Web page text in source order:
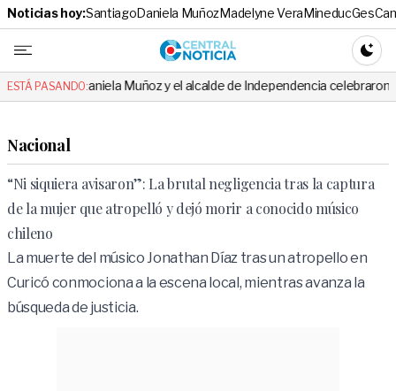
Noticias hoy:SantiagoDaniela MuñozMadelyne VeraMineducGes
Central
ESTÁ PASANDO:
Muñoz y el alcalde de Independencia celebraron hito: el mensaje
Nacional
“Ni siquiera avisaron”: La brutal negligencia tras la captura
de la mujer que atropelló y dejó morir a conocido músico
chileno
La muerte del músico Jonathan Díaz tras un atropello en
Curicó conmociona a la escena local, mientras avanza la
búsqueda de justicia.